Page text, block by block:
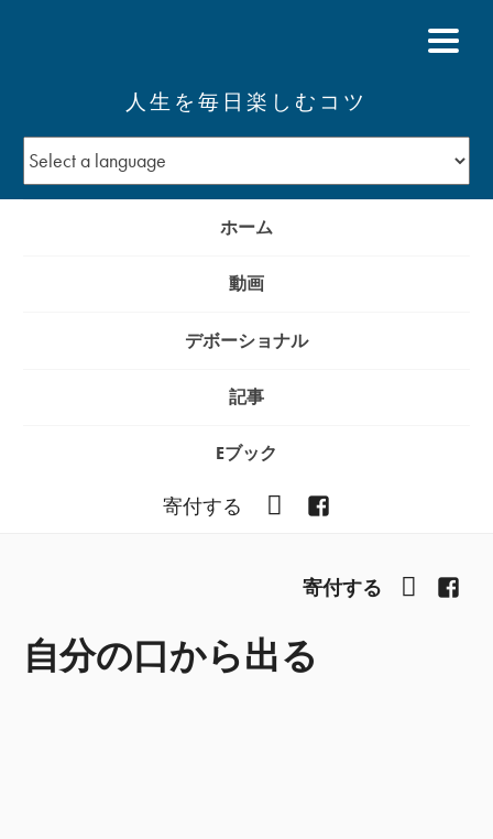
人生を毎日楽しむコツ
ホーム
動画
デボーショナル
記事
Eブック
寄付する YouTubeFacebook
寄付する
自分の口から出る